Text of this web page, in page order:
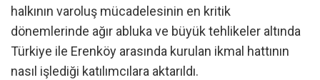
halkının varoluş mücadelesinin en kritik
dönemlerinde ağır abluka ve büyük tehlikeler altında
Türkiye ile Erenköy arasında kurulan ikmal hattının
nasıl işlediği katılımcılara aktarıldı.